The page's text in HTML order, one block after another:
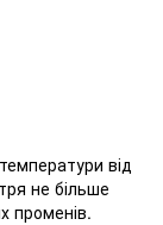
від
не більше
променів.